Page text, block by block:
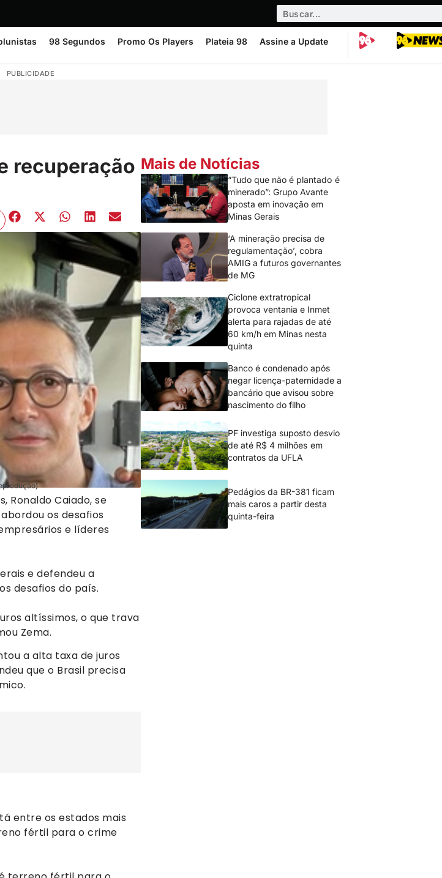
98 Segundos Promo Os Players Plateia 98 Assine a Update
PUBLICIDADE
recuperação
Ronaldo Caiado, se
os desafios
e líderes
e defendeu a
desafios do país.
altíssimos, o que trava
Zema.
a alta taxa de juros
que o Brasil precisa
entre os estados mais
fértil para o crime
Mais de Notícias
“Tudo que não é plantado é
minerado”: Grupo Avante
aposta em inovação em
Minas Gerais
‘A mineração precisa de
regulamentação’, cobra
AMIG a futuros governantes
de MG
Ciclone extratropical
provoca ventania e Inmet
alerta para rajadas de até
60 km/h em Minas nesta
quinta
Banco é condenado após
negar licença-paternidade a
bancário que avisou sobre
nascimento do filho
PF investiga suposto desvio
de até R$ 4 milhões em
contratos da UFLA
Pedágios da BR-381 ficam
mais caros a partir desta
quinta-feira